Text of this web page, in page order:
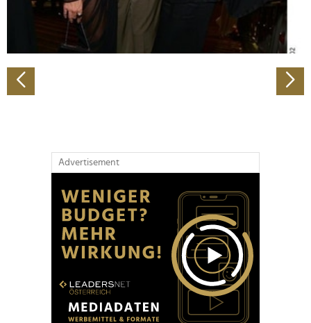
personalisieren, Funktionen für soziale Medien anbieten
zu können und die Zugriffe auf unsere Website zu
analysieren. Außerdem geben wir Informationen zu Ihrer
Verwendung unserer Website an unsere Partner für
soziale Medien, Werbung und Analysen weiter. Unsere
Partner führen diese Informationen möglicherweise mit
Advertisement